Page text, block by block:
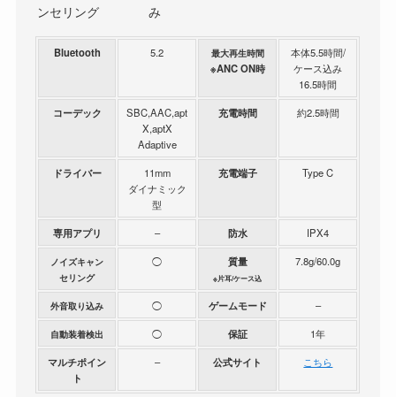
ンセリング
み
Bluetooth 5.2 最大再生時間
※ANC ON時
本体5.5時間/
ケース込み
16.5時間
コーデック
SBC,AAC,apt
X,aptX
Adaptive
充電時間 約2.5時間
ドライバー
11mm
ダイナミック
型
充電端子 Type C
専用アプリ – 防水 IPX4
ノイズキャン
セリング
◯ 質量
※片耳/ケース込
7.8g/60.0g
外音取り込み ◯ ゲームモード –
自動装着検出 ◯ 保証
1年
マルチポイン
ト
– 公式サイト こちら